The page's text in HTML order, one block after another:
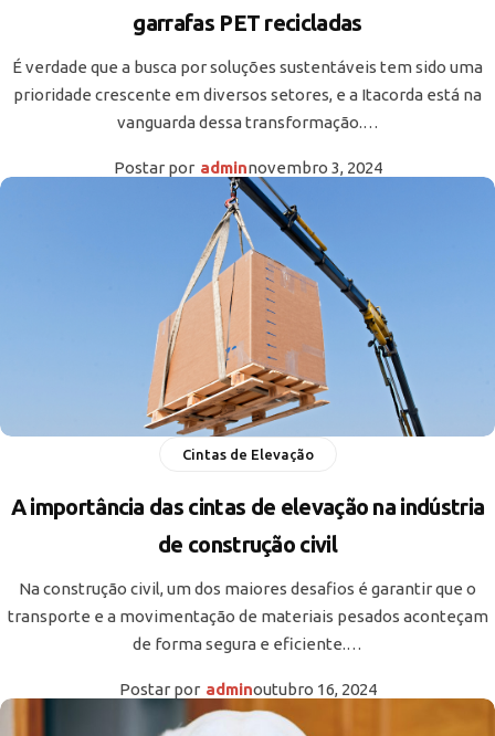
garrafas PET recicladas
É verdade que a busca por soluções sustentáveis tem sido uma
prioridade crescente em diversos setores, e a Itacorda está na
vanguarda dessa transformação.…
Postar por adminnovembro 3, 2024
Cintas de Elevação
A importância das cintas de elevação na indústria
de construção civil
Na construção civil, um dos maiores desafios é garantir que o
transporte e a movimentação de materiais pesados aconteçam
de forma segura e eficiente.…
Postar por adminoutubro 16, 2024